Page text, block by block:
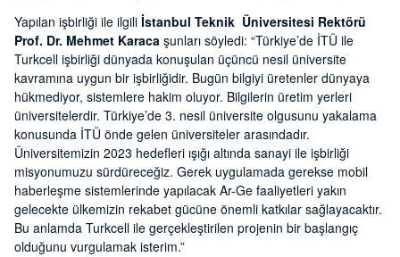
Yapılan işbirliği ile ilgili İstanbul Teknik Üniversitesi Rektörü
Prof. Dr. Mehmet Karaca şunları söyledi: “Türkiye’de İTÜ ile
Turkcell işbirliği dünyada konuşulan üçüncü nesil üniversite
kavramına uygun bir işbirliğidir. Bugün bilgiyi üretenler dünyaya
hükmediyor, sistemlere hakim oluyor. Bilgilerin üretim yerleri
üniversitelerdir. Türkiye’de 3. nesil üniversite olgusunu yakalama
konusunda İTÜ önde gelen üniversiteler arasındadır.
Üniversitemizin 2023 hedefleri ışığı altında sanayi ile işbirliği
misyonumuzu sürdüreceğiz. Gerek uygulamada gerekse mobil
haberleşme sistemlerinde yapılacak Ar-Ge faaliyetleri yakın
gelecekte ülkemizin rekabet gücüne önemli katkılar sağlayacaktır.
Bu anlamda Turkcell ile gerçekleştirilen projenin bir başlangıç
olduğunu vurgulamak isterim.”